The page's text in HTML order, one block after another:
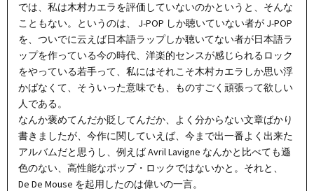
では、私は木村カエラを評価していないのかというと、そんな
こともない。というのは、 J-POP しか聴いていない者が J-POP
を、ついでに云えば日本語ラップしか聴いてない者が日本語ラ
ップを作っている今の時代、洋楽的センスが感じられるロック
をやっている若手って、私にはそれこそ木村カエラしか思い浮
かばなくて、そういった意味でも、ものすごく頑張って欲しい
人である。
なんか褒めてんだか貶してんだか、よく分からない文章ばかり
書きましたが、今作に関していえば、今まで出一番よく出来た
アルバムだと思うし、例えば Avril Lavigne なんかと比べても遜
色のない、高性能なポップ・ロックではないかと。それと、
De De Mouse を起用したのは偉いの一言。